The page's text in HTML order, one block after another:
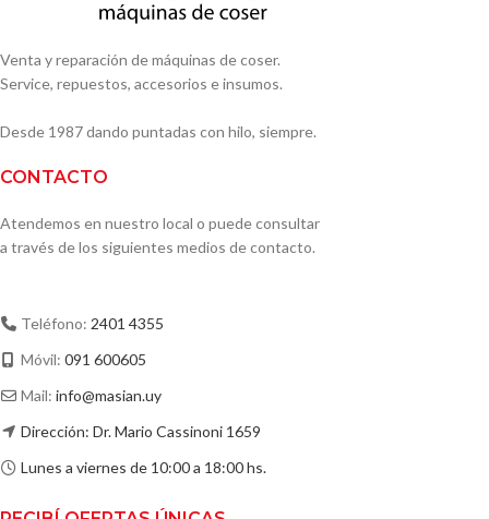
Venta y reparación de máquinas de coser.
Service, repuestos, accesorios e insumos.
Desde 1987 dando puntadas con hilo, siempre.
CONTACTO
Atendemos en nuestro local o puede consultar
a través de los siguientes medios de contacto.
Teléfono: 2401 4355
Móvil: 091 600605
Mail: info@masian.uy
Dirección: Dr. Mario Cassinoni 1659
Lunes a viernes de 10:00 a 18:00 hs.